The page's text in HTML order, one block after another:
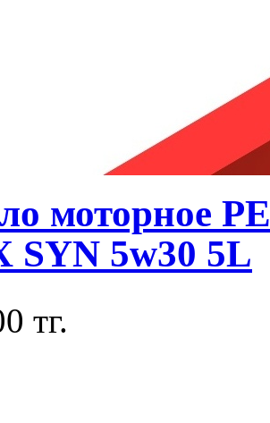
моторное
SYN 5w30 5L
тг.